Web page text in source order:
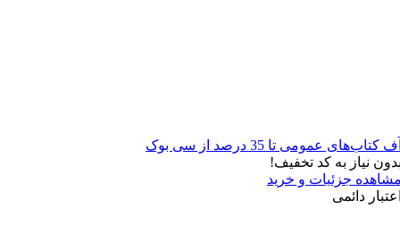
کتاب‌های عمومی تا 35 درصد از سی بوک
نیاز به کد تخفیف!
جزئیات و خرید
دائمی